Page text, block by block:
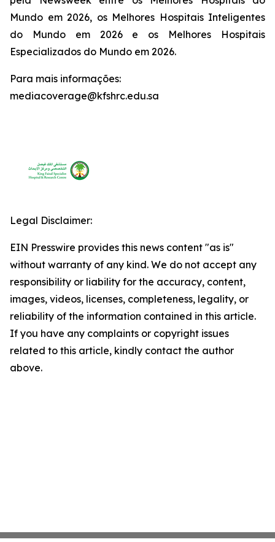
Mundo em 2026, os Melhores Hospitais Inteligentes
do Mundo em 2026 e os Melhores Hospitais
Especializados do Mundo em 2026.
Para mais informações:
mediacoverage@kfshrc.edu.sa
Legal Disclaimer:
EIN Presswire provides this news content "as is"
without warranty of any kind. We do not accept any
responsibility or liability for the accuracy, content,
images, videos, licenses, completeness, legality, or
reliability of the information contained in this article.
If you have any complaints or copyright issues
related to this article, kindly contact the author
above.